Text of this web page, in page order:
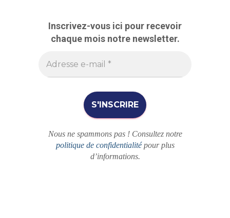
Inscrivez-vous ici pour recevoir
chaque mois notre newsletter.
Nous ne spammons pas ! Consultez notre
politique de confidentialitépour plus
d’informations.